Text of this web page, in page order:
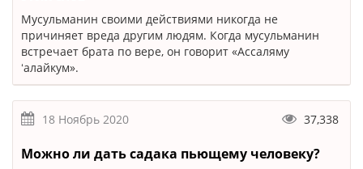
Мусульманин своими действиями никогда не
причиняет вреда другим людям. Когда мусульманин
встречает брата по вере, он говорит «Ассаляму
ʻалайкум».
18 Ноябрь 2020 37,338
Можно ли дать садака пьющему человеку?